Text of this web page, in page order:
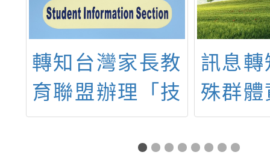
訊息轉知：「特
殊群體資優學生
發掘與輔導知能
研習」
轉知
性侵
辦理
「數